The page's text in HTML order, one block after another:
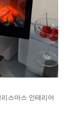
스마스 인테리어